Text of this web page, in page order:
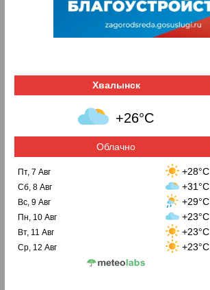
Хвалынск
+26°C
Облачно
Пт, 7 Авг +28°C
Сб, 8 Авг +31°C
Вс, 9 Авг +29°C
Пн, 10 Авг +23°C
Вт, 11 Авг +23°C
Ср, 12 Авг +23°C